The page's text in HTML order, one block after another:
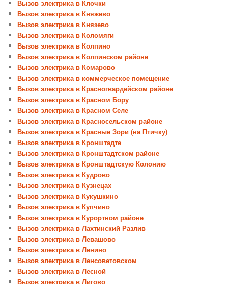
Вызов электрика в Клочки
Вызов электрика в Княжево
Вызов электрика в Князево
Вызов электрика в Коломяги
Вызов электрика в Колпино
Вызов электрика в Колпинском районе
Вызов электрика в Комарово
Вызов электрика в коммерческое помещение
Вызов электрика в Красногвардейском районе
Вызов электрика в Красном Бору
Вызов электрика в Красном Селе
Вызов электрика в Красносельском районе
Вызов электрика в Красные Зори (на Птичку)
Вызов электрика в Кронштадте
Вызов электрика в Кронштадтском районе
Вызов электрика в Кронштадтскую Колонию
Вызов электрика в Кудрово
Вызов электрика в Кузнецах
Вызов электрика в Кукушкино
Вызов электрика в Купчино
Вызов электрика в Курортном районе
Вызов электрика в Лахтинский Разлив
Вызов электрика в Левашово
Вызов электрика в Ленино
Вызов электрика в Ленсоветовском
Вызов электрика в Лесной
Вызов электрика в Лигово